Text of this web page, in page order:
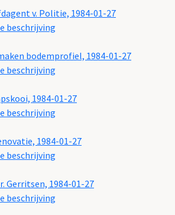
v. Politie, 1984-01-27
beschrijving
bodemprofiel, 1984-01-27
beschrijving
1984-01-27
beschrijving
1984-01-27
beschrijving
Gerritsen, 1984-01-27
beschrijving